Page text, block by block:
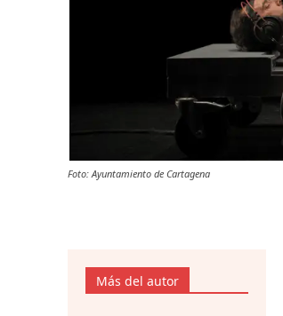
Foto: Ayuntamiento de Cartagena
Más del autor